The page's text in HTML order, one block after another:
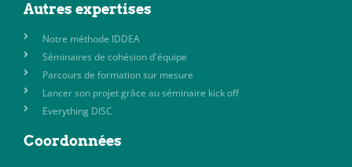
Autres expertises
Notre méthode IDDEA
Séminaires de cohésion d'équipe
Parcours de formation sur mesure
Lancer son projet grâce au séminaire kick off
Everything DISC
Coordonnées